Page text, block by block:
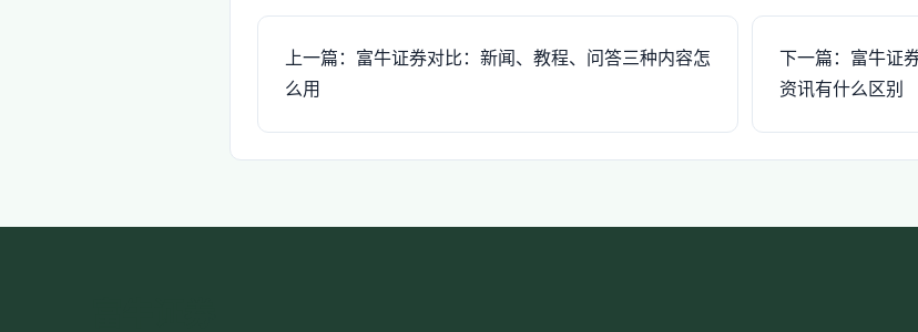
上一篇：富牛证券对比：新闻、教程、问答三种内容怎
么用
下一篇：富牛证
资讯有什么区别